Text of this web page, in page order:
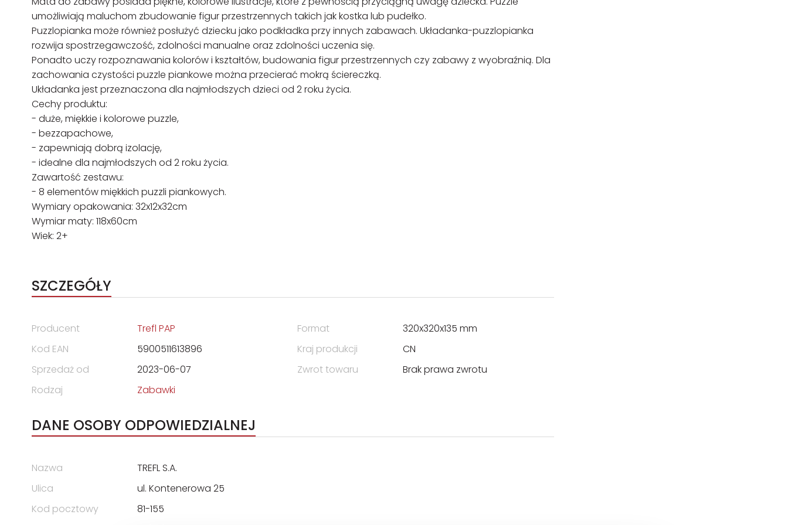
umożliwiają maluchom zbudowanie figur przestrzennych takich jak kostka lub pudełko.
Puzzlopianka może również posłużyć dziecku jako podkładka przy innych zabawach. Układanka-puzzlopianka
rozwija spostrzegawczość, zdolności manualne oraz zdolności uczenia się.
Ponadto uczy rozpoznawania kolorów i kształtów, budowania figur przestrzennych czy zabawy z wyobraźnią. Dla
zachowania czystości puzzle piankowe można przecierać mokrą ściereczką.
Układanka jest przeznaczona dla najmłodszych dzieci od 2 roku życia.
Cechy produktu:
- duże, miękkie i kolorowe puzzle,
- bezzapachowe,
- zapewniają dobrą izolację,
- idealne dla najmłodszych od 2 roku życia.
Zawartość zestawu:
- 8 elementów miękkich puzzli piankowych.
Wymiary opakowania: 32x12x32cm
Wymiar maty: 118x60cm
Wiek: 2+
SZCZEGÓŁY
Producent
Trefl PAP
Kod EAN
5900511613896
Sprzedaż od
2023-06-07
Rodzaj
Zabawki
Format
320x320x135 mm
Kraj produkcji
CN
Zwrot towaru
Brak prawa zwrotu
DANE OSOBY ODPOWIEDZIALNEJ
Nazwa
TREFL S.A.
Ulica
ul. Kontenerowa 25
Kod pocztowy
81-155